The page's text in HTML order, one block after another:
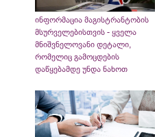
ინფორმაცია მაგისტრანტობის
მსურველებისთვის - ყველა
მნიშვნელოვანი დეტალი,
რომელიც გამოცდების
დაწყებამდე უნდა ნახოთ